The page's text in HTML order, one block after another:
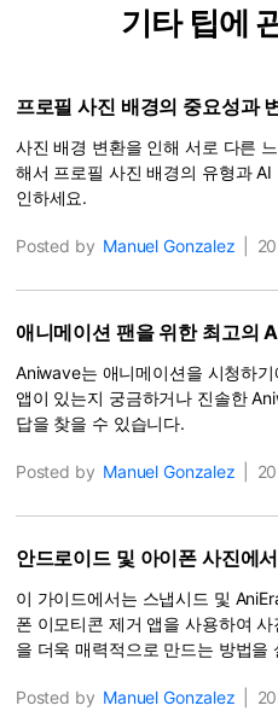
기타 팁에
프로필 사진 배경의 중요성과
사진 배경 변환을 인해 서로 다른
해서 프로필 사진 배경의 유형과
인하세요.
Posted by Manuel Gonzalez
애니메이션 팬을 위한 최고의
Aniwave는 애니메이션을 시청하
앱이 있는지 궁금하거나 진솔한
답을 찾을 수 있습니다.
Posted by Manuel Gonzalez
안드로이드 및 아이폰 사진에
이 가이드에서는 스냅시드 및
폰 이모티콘 제거 앱을 사용하여
을 더욱 매력적으로 만드는 방법을
Posted by Manuel Gonzalez